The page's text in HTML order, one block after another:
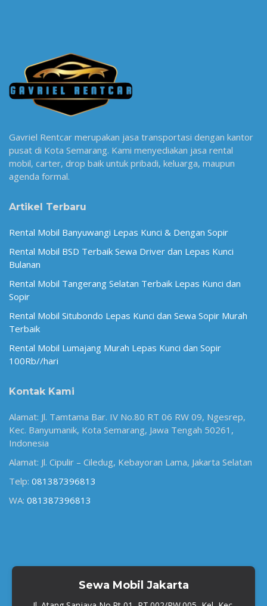
Gavriel Rentcar merupakan jasa transportasi dengan kantor
pusat di Kota Semarang. Kami menyediakan jasa rental
mobil, carter, drop baik untuk pribadi, keluarga, maupun
agenda formal.
Artikel Terbaru
Rental Mobil Banyuwangi Lepas Kunci & Dengan Sopir
Rental Mobil BSD Terbaik Sewa Driver dan Lepas Kunci
Bulanan
Rental Mobil Tangerang Selatan Terbaik Lepas Kunci dan
Sopir
Rental Mobil Situbondo Lepas Kunci dan Sewa Sopir Murah
Terbaik
Rental Mobil Lumajang Murah Lepas Kunci dan Sopir
100Rb//hari
Kontak Kami
Alamat: Jl. Tamtama Bar. IV No.80 RT 06 RW 09, Ngesrep,
Kec. Banyumanik, Kota Semarang, Jawa Tengah 50261,
Indonesia
Alamat: Jl. Cipulir – Ciledug, Kebayoran Lama, Jakarta Selatan
Telp: 081387396813
WA: 081387396813
Sewa Mobil Jakarta